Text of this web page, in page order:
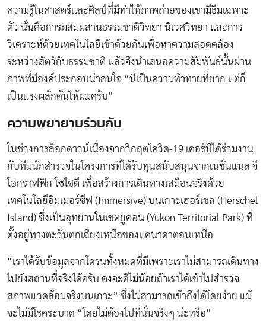
ความรู้ในศาสตร์และศิลป์ที่มีทำให้ภาพถ่ายของเขามีธีมเฉพาะ
ตัว นั่นคือการผสมผสานธรรมชาติวิทยา นิเวศวิทยา และการ
วิเคราะห์ด้วยเทคโนโลยีเข้าด้วยกันเพื่อหาความสอดคล้อง
ระหว่างสัตว์กับธรรมชาติ แล้วจึงนำเสนอความสัมพันธ์นั้นผ่าน
ภาพที่มีองค์ประกอบน่าสนใจ “นี่เป็นความท้าทายที่ยาก แต่ก็
เป็นแรงผลักดันให้ผมครับ”
ความพยายามร่วมกัน
ในช่วงการล็อกดาวน์เนื่องจากวิกฤตโควิด-19 เคอร์บีได้ร่วมงาน
กับทีมนักสำรวจในโครงการที่ได้รับทุนสนับสนุนจากเนชั่นแนล จี
โอกราฟฟิก โซไซตี เพื่อสร้างการเดินทางเสมือนจริงด้วย
เทคโนโลยีอิมเมอร์ซีฟ (Immersive) บนเกาะเฮอร์เชล (Herschel
Island) ซึ่งเป็นอุทยานในเขตยูคอน (Yukon Territorial Park) ที่
ตั้งอยู่ทางตะวันตกเฉียงเหนือของแคนาดาตอนเหนือ
“เราได้รับข้อมูลจากโดรนทั้งหมดที่มีเพราะเราไม่สามารถเดินทาง
ไปยังสถานที่จริงได้ครับ คงจะดีไม่น้อยถ้าเราได้เข้าไปสำรวจ
สภาพแวดล้อมจริงบนเกาะ” ซึ่งไม่สามารถเข้าถึงได้โดยง่าย แม้
จะไม่มีโรคระบาด “โดยไม่ต้องไปที่นั่นจริงๆ น่ะหรือ”